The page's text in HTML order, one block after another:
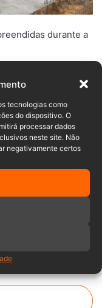
tecnologias como
do dispositivo. O
processar dados
neste site. Não
negativamente certos
durante a
sendo 28 com
envolvidos em
a óbito.